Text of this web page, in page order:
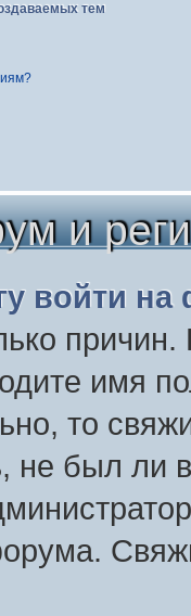
тем
и
войти
имя
то
не был ли